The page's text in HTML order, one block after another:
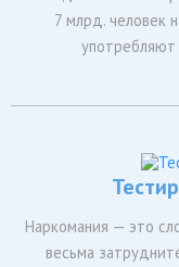
7 млрд. человек
Наркомания — это
весьма